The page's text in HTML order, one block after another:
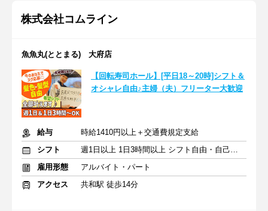
株式会社コムライン
魚魚丸(ととまる) 大府店
【回転寿司ホール】[平日18～20時]シフト＆
オシャレ自由♪主婦（夫）フリーター大歓迎
給与
時給1410円以上＋交通費規定支給
シフト
週1日以上 1日3時間以上 シフト自由・自己申告
雇用形態
アルバイト・パート
アクセス
共和駅 徒歩14分